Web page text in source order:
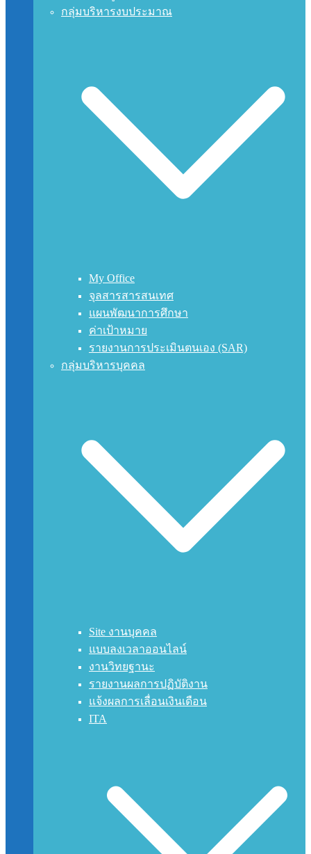
กลุ่มบริหารงบประมาณ
My Office
จุลสารสารสนเทศ
แผนพัฒนาการศึกษา
ค่าเป้าหมาย
รายงานการประเมินตนเอง (SAR)
กลุ่มบริหารบุคคล
Site งานบุคคล
แบบลงเวลาออนไลน์
งานวิทยฐานะ
รายงานผลการปฏิบัติงาน
แจ้งผลการเลื่อนเงินเดือน
ITA